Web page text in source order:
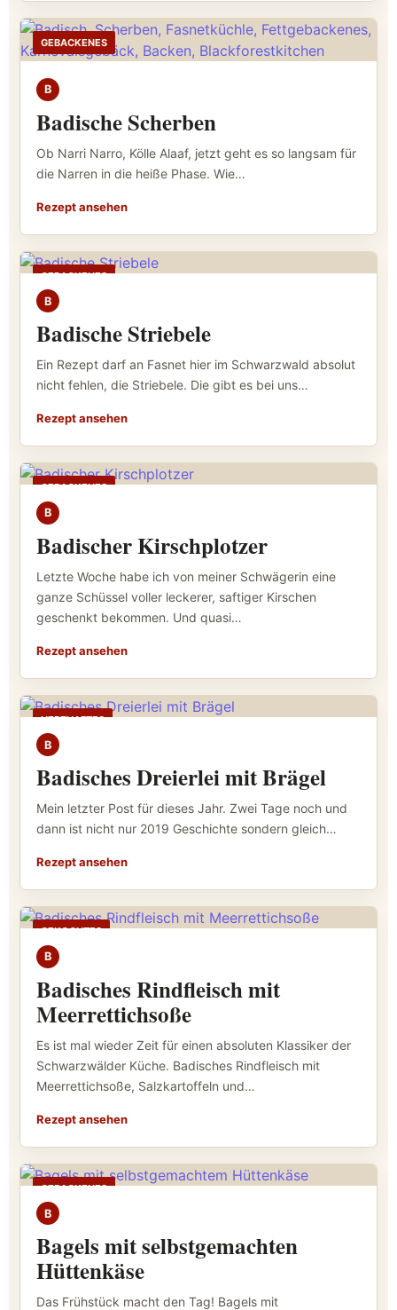
GEBACKENES
B
Badische Scherben
Ob Narri Narro, Kölle Alaaf, jetzt geht es so langsam für
die Narren in die heiße Phase. Wie…
Rezept ansehen
GEBACKENES
B
Badische Striebele
Ein Rezept darf an Fasnet hier im Schwarzwald absolut
nicht fehlen, die Striebele. Die gibt es bei uns…
Rezept ansehen
GEBACKENES
B
Badischer Kirschplotzer
Letzte Woche habe ich von meiner Schwägerin eine
ganze Schüssel voller leckerer, saftiger Kirschen
geschenkt bekommen. Und quasi…
Rezept ansehen
HERZHAFTES
B
Badisches Dreierlei mit Brägel
Mein letzter Post für dieses Jahr. Zwei Tage noch und
dann ist nicht nur 2019 Geschichte sondern gleich…
Rezept ansehen
GEKOCHTES
B
Badisches Rindfleisch mit
Meerrettichsoße
Es ist mal wieder Zeit für einen absoluten Klassiker der
Schwarzwälder Küche. Badisches Rindfleisch mit
Meerrettichsoße, Salzkartoffeln und…
Rezept ansehen
GEBACKENES
B
Bagels mit selbstgemachten
Hüttenkäse
Das Frühstück macht den Tag! Bagels mit